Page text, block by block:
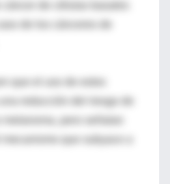
reducción del riesgo de